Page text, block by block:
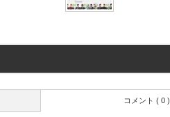
コメント ( 0 )